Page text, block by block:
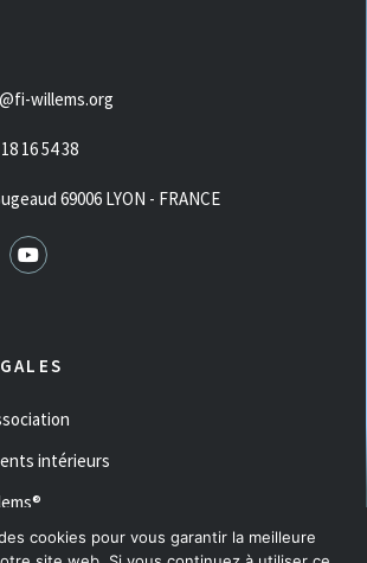
willems.org
16 54 38
69006 LYON - FRANCE
intérieurs
& RGPD
cookies pour vous garantir la meilleure